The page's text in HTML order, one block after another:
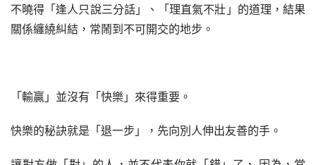
不曉得「逢人只說三分話」、「理直氣不壯」的道理，結果
關係纏繞糾結，常鬧到不可開交的地步。
「輸贏」並沒有「快樂」來得重要。
快樂的秘訣就是「退一步」，先向別人伸出友善的手。